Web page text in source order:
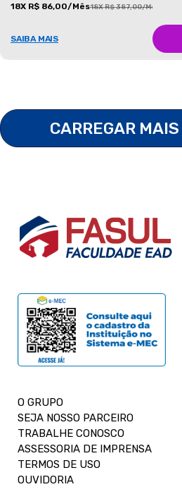
18X R$ 86,00/Mês18X R$ 387,00/Mês
SAIBA MAIS
CARREGAR
O GRUPO
SEJA NOSSO PARCEIRO
TRABALHE CONOSCO
ASSESSORIA DE IMPRENSA
TERMOS DE USO
OUVIDORIA